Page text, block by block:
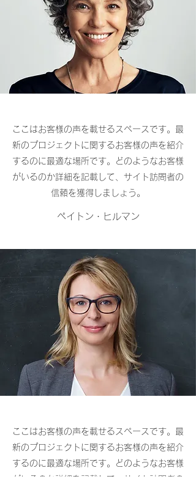
ここはお客様の声を載せるスペースです。最
新のプロジェクトに関するお客様の声を紹介
するのに最適な場所です。どのようなお客様
がいるのか詳細を記載して、サイト訪問者の
信頼を獲得しましょう。
ペイトン・ヒルマン
ここはお客様の声を載せるスペースです。最
新のプロジェクトに関するお客様の声を紹介
するのに最適な場所です。どのようなお客様